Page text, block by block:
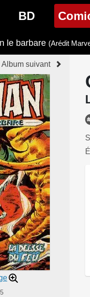
BD
Nouveautés BD
Prochaines
Genres BD
le barbare (Arédit
Album suivant